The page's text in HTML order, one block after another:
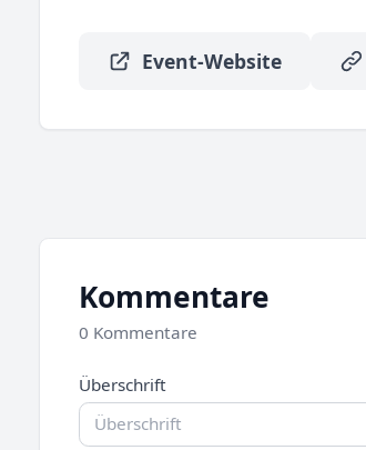
Event-Website
Kommentare
0 Kommentare
Überschrift